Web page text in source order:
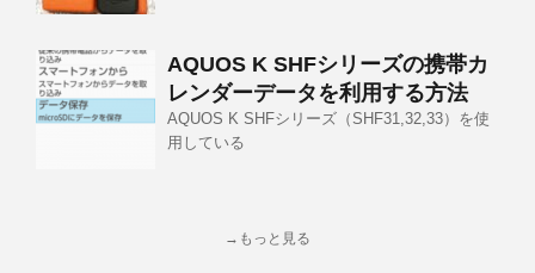
AQUOS K SHFシリーズの携帯カ
レンダーデータを利用する方法
AQUOS K SHFシリーズ（SHF31,32,33）を使
用している
→もっと見る